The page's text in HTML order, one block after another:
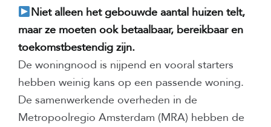
Niet alleen het gebouwde aantal huizen telt,
maar ze moeten ook betaalbaar, bereikbaar en
toekomstbestendig zijn.
De woningnood is nijpend en vooral starters
hebben weinig kans op een passende woning.
De samenwerkende overheden in de
Metropoolregio Amsterdam (MRA) hebben de